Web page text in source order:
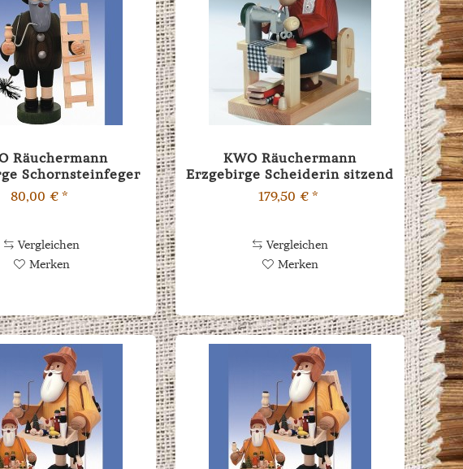
Räuchermann
Schornsteinfeger
18cm
80,00 € *
Vergleichen
Merken
KWO Räuchermann
Erzgebirge Scheiderin sitzend
16cm
179,50 € *
Vergleichen
Merken